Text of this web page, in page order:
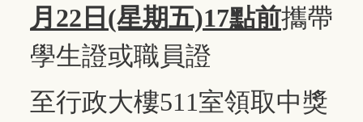
月22日(星期五)17點前攜帶
學生證或職員證
至行政大樓511室領取中獎